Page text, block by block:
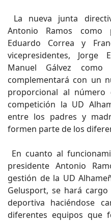
La nueva junta
Antonio Ramos como
Eduardo Correa y
vicepresidentes, Jorge
Manuel Gálvez
complementará con un
proporcional al
competición la UD
entre los padres y
formen parte de los
En cuanto al
presidente Antonio
gestión de la UD
Gelusport, se hará
deportiva haciéndose
diferentes equipos que